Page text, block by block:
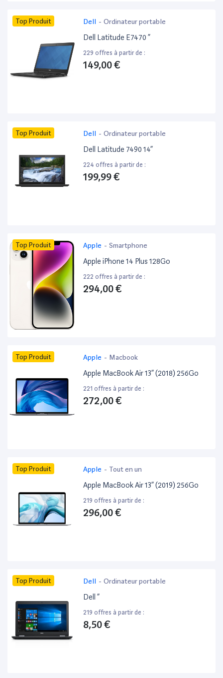
Top Produit Dell - Ordinateur portable
Dell Latitude E7470 ”
229 offres à partir de :
149,00 €
Top Produit Dell - Ordinateur portable
Dell Latitude 7490 14”
224 offres à partir de :
199,99 €
Top Produit Apple - Smartphone
Apple iPhone 14 Plus 128Go
222 offres à partir de :
294,00 €
Top Produit Apple - Macbook
Apple MacBook Air 13” (2018) 256Go
221 offres à partir de :
272,00 €
Top Produit Apple - Tout en un
Apple MacBook Air 13” (2019) 256Go
219 offres à partir de :
296,00 €
Top Produit Dell - Ordinateur portable
Dell ”
219 offres à partir de :
8,50 €